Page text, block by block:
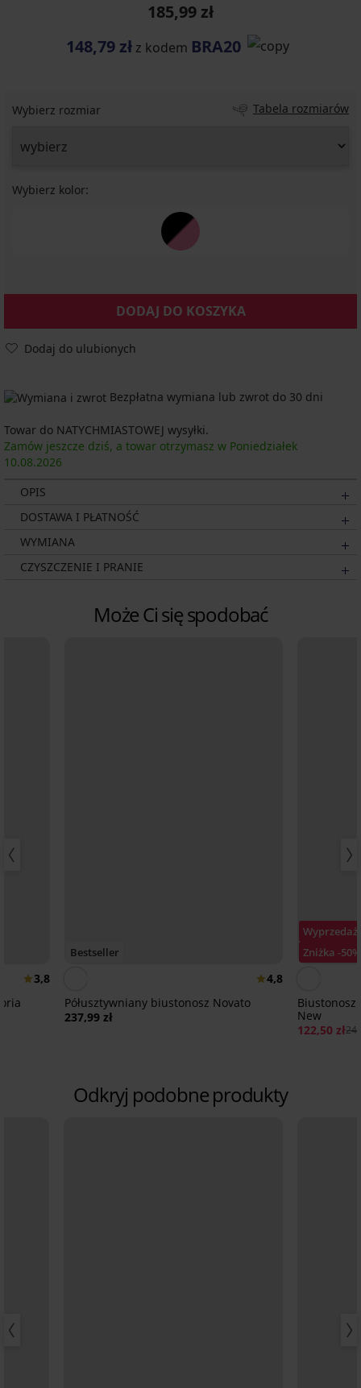
185,99 zł
148,79 złz kodem BRA20
Wybierz rozmiar Tabela rozmiarów
Wybierz kolor:
DODAJ DO KOSZYKA
Dodaj do ulubionych
Bezpłatna wymiana lub zwrot do 30 dni
Towar do NATYCHMIASTOWEJ wysyłki.
Zamów jeszcze dziś, a towar otrzymasz w Poniedziałek
10.08.2026
OPIS
DOSTAWA I PŁATNOŚĆ
WYMIANA
CZYSZCZENIE I PRANIE
Może Ci się spodobać
3,8
Bestseller
4,8
Półusztywniany biustonosz Novato
237,99 zł
Wyprzedaż
Zniżka -50%
Biustonosz
New
122,50 zł
Odkryj podobne produkty